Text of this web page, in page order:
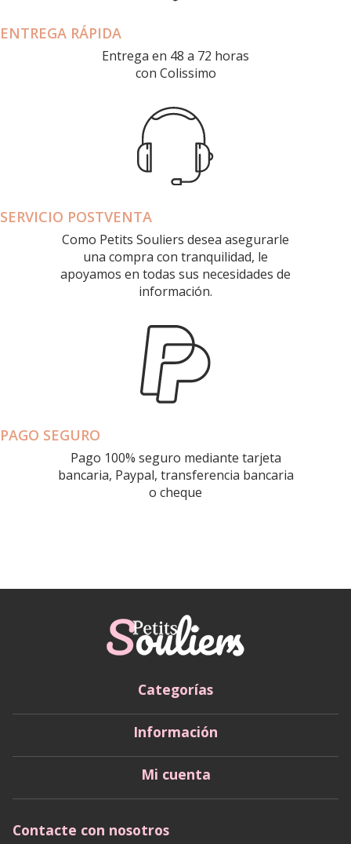
ENTREGA RÁPIDA
Entrega en 48 a 72 horas
con Colissimo
SERVICIO POSTVENTA
Como Petits Souliers desea asegurarle
una compra con tranquilidad, le
apoyamos en todas sus necesidades de
información.
PAGO SEGURO
Pago 100% seguro mediante tarjeta
bancaria, Paypal, transferencia bancaria
o cheque
Categorías
Información
Mi cuenta
Contacte con nosotros